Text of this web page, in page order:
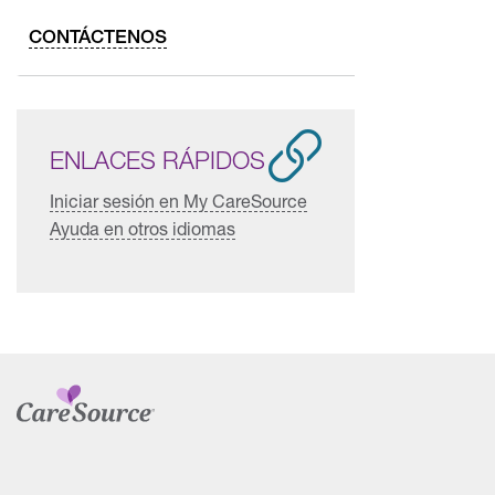
CONTÁCTENOS
ENLACES RÁPIDOS
Iniciar sesión en My CareSource
Ayuda en otros idiomas